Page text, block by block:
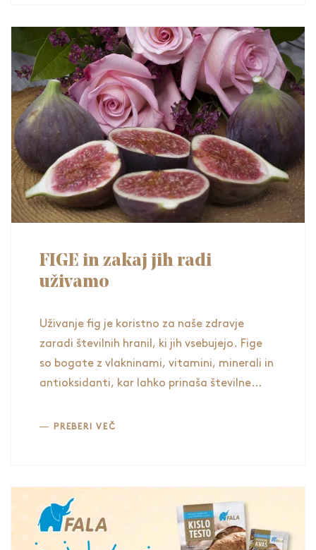
Slonček vabi, da se mu pridružiš na natečaju
v peki kruha NAJ FALA KRUH 2023. Izbirali
bomo najboljše kruhe v treh kategorijah: b
FIGE in zakaj jih radi
uživamo
Uživanje fig je koristno za naše zdravje
zaradi številnih hranil, ki jih vsebujejo. Fige
so bogate z vlakninami, vitamini, minerali in
antioksidanti, kar lahko prinaša številne
PREBERI VEČ